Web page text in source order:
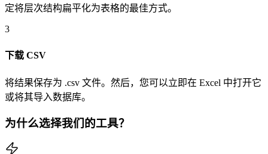
定将层次结构扁平化为表格的最佳方式。
3
下载 CSV
将结果保存为 .csv 文件。然后，您可以立即在 Excel 中打开它
或将其导入数据库。
为什么选择我们的工具？